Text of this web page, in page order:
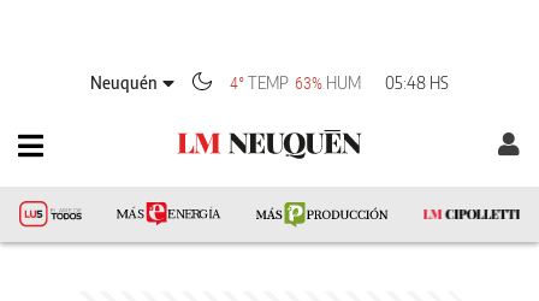
Neuquén 4° TEMP 63% HUM 05:48 HS